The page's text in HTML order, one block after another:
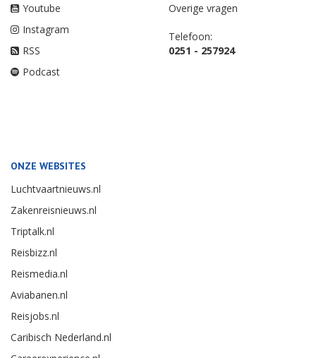
Youtube
Instagram
RSS
Podcast
Overige vragen
Telefoon:
0251 - 257924
ONZE WEBSITES
Luchtvaartnieuws.nl
Zakenreisnieuws.nl
Triptalk.nl
Reisbizz.nl
Reismedia.nl
Aviabanen.nl
Reisjobs.nl
Caribisch Nederland.nl